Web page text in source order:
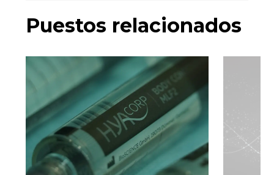
Puestos relacionados